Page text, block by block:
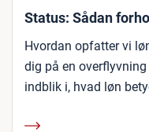
Status: Sådan
Hvordan opfatter vi
dig på en
indblik i, hvad løn